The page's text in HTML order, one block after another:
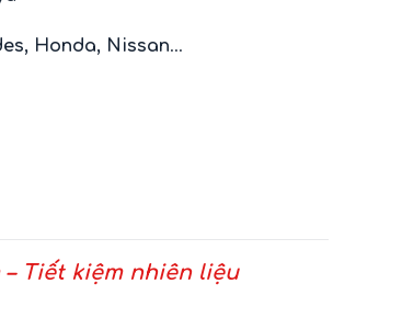
Honda, Nissan…
Tiết kiệm nhiên liệu